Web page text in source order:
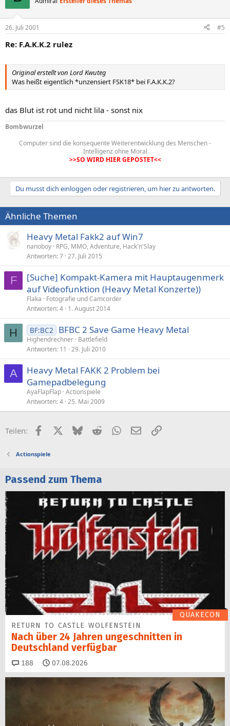
26. Juli 2001 #5
Re: F.A.K.K.2 rulez
Original erstellt von Lord Kwuteg
Was heißt eigentlich *unzensiert FSK18* bei F.A.K.K.2?
das Blut ist rot und nicht lila - sonst nix
Bombwurzel
Computer sind die konsequente Weiterentwicklung des Menschen -
Intelligenz ohne Moral
>>SO WIRD HIER GEPOSTET<<
Du musst dich einloggen oder registrieren, um hier zu antworten.
Ähnliche Themen
Heavy Metal Fakk2 auf Win7
nanoboy RPG, MMO, Adventure, Hack'n'Slay
Antworten 7 27. Juli 2015
F
[Suche] Kompakt-Kamera mit Hauptaugenmerk
auf Videofunktion (Heavy Metal Konzerte))
Flaka
Fotografie und Camcorder
Antworten 4 1. August 2014
H BF:BC2 BFBC 2 Save Game Heavy Metal
Highendrechner Battlefield
Antworten 11 29. Juli 2010
A
Heavy Metal FAKK 2 Problem bei
Gamepadbelegung
AyaFlapFlap Actionspiele
Antworten 4 25. Mai 2009
Teilen: FacebookX (Twitter)
BlueskyRedditWhatsApp
E-MailLink
Actionspiele
Passend zum Thema
QUAKECON
RETURN TO CASTLE WOLFENSTEIN
Nach über 24 Jahren ungeschnitten in
Deutschland verfügbar
188 Kommentare
07.08.2026